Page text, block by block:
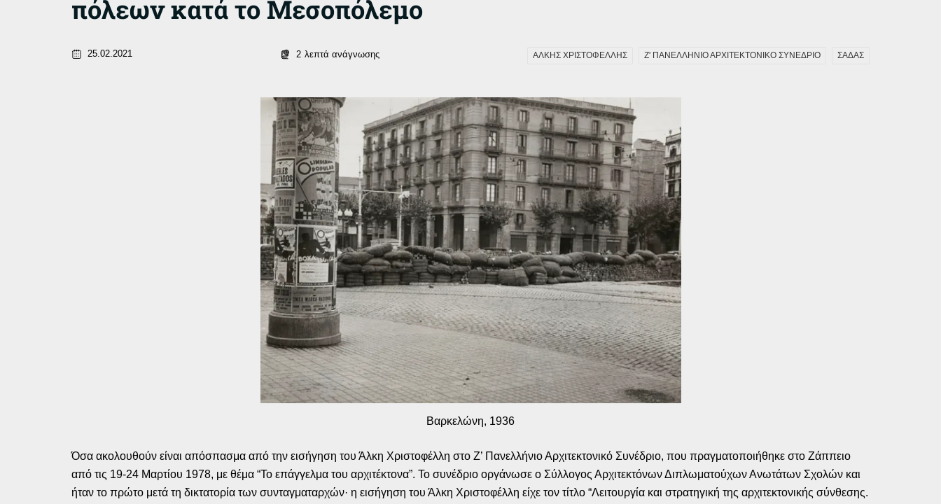
πόλεων κατά το Μεσοπόλεμο
25.02.2021 2 λεπτά ανάγνωσης ΑΛΚΗΣ ΧΡΙΣΤΟΦΕΛΛΗΣ Ζ' ΠΑΝΕΛΛΗΝΙΟ ΑΡΧΙΤΕΚΤΟΝΙΚΟ ΣΥΝΕΔΡΙΟ ΣΑΔΑΣ
Βαρκελώνη, 1936
Όσα ακολουθούν είναι απόσπασμα από την εισήγηση του Άλκη Χριστοφέλλη στο Ζ’ Πανελλήνιο Αρχιτεκτονικό Συνέδριο, που πραγματοποιήθηκε στο Ζάππειο
από τις 19-24 Μαρτίου 1978, με θέμα “Το επάγγελμα του αρχιτέκτονα”. Το συνέδριο οργάνωσε ο Σύλλογος Αρχιτεκτόνων Διπλωματούχων Ανωτάτων Σχολών και
ήταν το πρώτο μετά τη δικτατορία των συνταγματαρχών· η εισήγηση του Άλκη Χριστοφέλλη είχε τον τίτλο “Λειτουργία και στρατηγική της αρχιτεκτονικής σύνθεσης.